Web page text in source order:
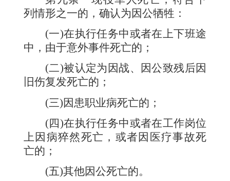
列情形之一的，确认为因公牺牲：
(一)在执行任务中或者在上下班途
中，由于意外事件死亡的；
(二)被认定为因战、因公致残后因
旧伤复发死亡的；
(三)因患职业病死亡的；
(四)在执行任务中或者在工作岗位
上因病猝然死亡，或者因医疗事故死
亡的；
(五)其他因公死亡的。